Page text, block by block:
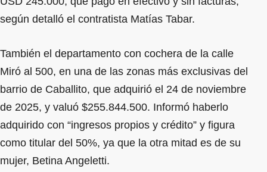
según detalló el contratista Matías Tabar.
También el departamento con cochera de la calle
Miró al 500, en una de las zonas más exclusivas del
barrio de Caballito, que adquirió el 24 de noviembre
de 2025, y valuó $255.844.500. Informó haberlo
adquirido con “ingresos propios y crédito” y figura
como titular del 50%, ya que la otra mitad es de su
mujer, Betina Angeletti.